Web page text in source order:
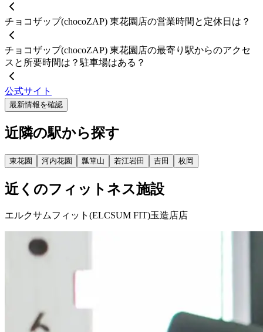
チョコザップ(chocoZAP) 東花園店の営業時間と定休日は？
チョコザップ(chocoZAP) 東花園店の最寄り駅からのアクセ
スと所要時間は？駐車場はある？
公式サイト
最新情報を確認
近隣の駅から探す
東花園 河内花園 瓢箪山 若江岩田 吉田 枚岡
近くのフィットネス施設
エルクサムフィット(ELCSUM FIT)玉造店店